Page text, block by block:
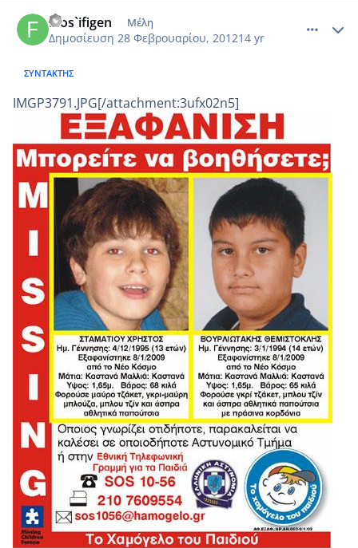
filos`ifigen Μέλη
Δημοσίευση 28 Φεβρουαρίου, 201214 yr
ΣΥΝΤΆΚΤΗΣ
IMGP3791.JPG[/attachment:3ufx02n5]